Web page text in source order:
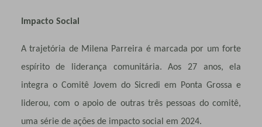
Impacto Social
A trajetória de Milena Parreira é marcada por um forte
espírito de liderança comunitária. Aos 27 anos, ela
integra o Comitê Jovem do Sicredi em Ponta Grossa e
liderou, com o apoio de outras três pessoas do comitê,
uma série de ações de impacto social em 2024.